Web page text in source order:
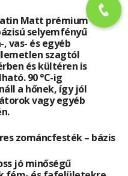
Matt prémium
selyemfényű
vas- és egyéb
szagtól
és kültéren is
90 °C-ig
a hőnek, így jól
vagy egyéb
zománcfesték – bázis
jó minőségű